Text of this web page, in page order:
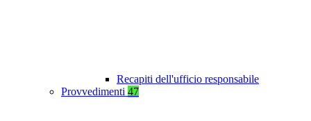
Recapiti dell'ufficio responsabile
Provvedimenti 47